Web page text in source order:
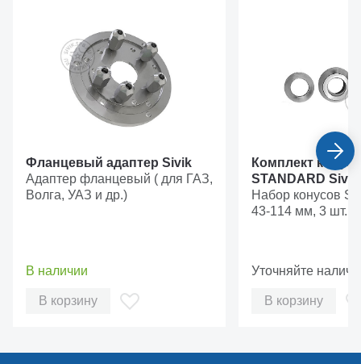
Фланцевый адаптер Sivik
Адаптер фланцевый ( для ГАЗ,
Волга, УАЗ и др.)
В наличии
В корзину
Комплект
STANDARD Sivik
Набор конусов
43-114 мм, 3 шт.
Уточняйте
В корзину